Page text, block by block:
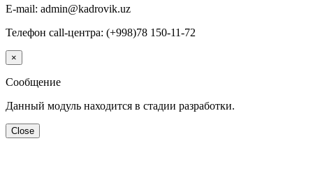
E-mail: admin@kadrovik.uz
Телефон call-центра: (+998)78 150-11-72
×
Сообщение
Данный модуль находится в стадии разработки.
Close